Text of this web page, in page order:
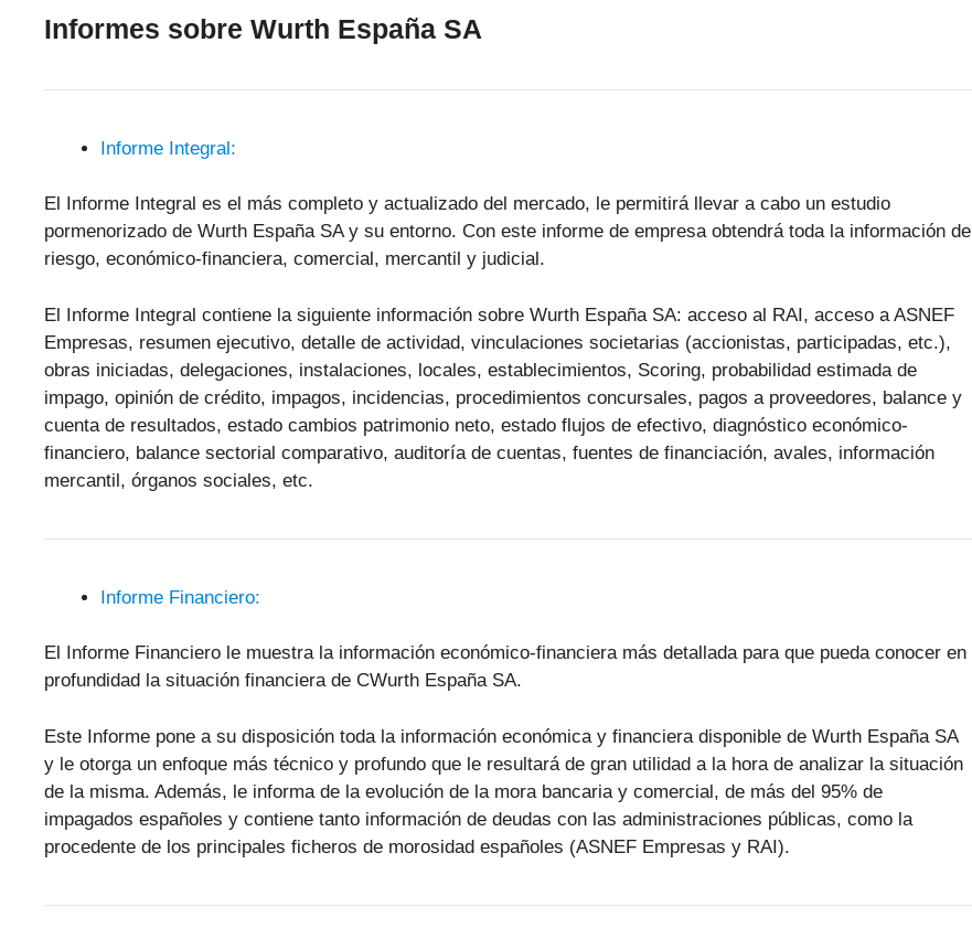
Informes sobre Wurth España SA
Informe Integral:
El Informe Integral es el más completo y actualizado del mercado, le permitirá llevar a cabo un estudio
pormenorizado de Wurth España SA y su entorno. Con este informe de empresa obtendrá toda la información de
riesgo, económico-financiera, comercial, mercantil y judicial.
El Informe Integral contiene la siguiente información sobre Wurth España SA: acceso al RAI, acceso a ASNEF
Empresas, resumen ejecutivo, detalle de actividad, vinculaciones societarias (accionistas, participadas, etc.),
obras iniciadas, delegaciones, instalaciones, locales, establecimientos, Scoring, probabilidad estimada de
impago, opinión de crédito, impagos, incidencias, procedimientos concursales, pagos a proveedores, balance y
cuenta de resultados, estado cambios patrimonio neto, estado flujos de efectivo, diagnóstico económico-
financiero, balance sectorial comparativo, auditoría de cuentas, fuentes de financiación, avales, información
mercantil, órganos sociales, etc.
Informe Financiero:
El Informe Financiero le muestra la información económico-financiera más detallada para que pueda conocer en
profundidad la situación financiera de CWurth España SA.
Este Informe pone a su disposición toda la información económica y financiera disponible de Wurth España SA
y le otorga un enfoque más técnico y profundo que le resultará de gran utilidad a la hora de analizar la situación
de la misma. Además, le informa de la evolución de la mora bancaria y comercial, de más del 95% de
impagados españoles y contiene tanto información de deudas con las administraciones públicas, como la
procedente de los principales ficheros de morosidad españoles (ASNEF Empresas y RAI).